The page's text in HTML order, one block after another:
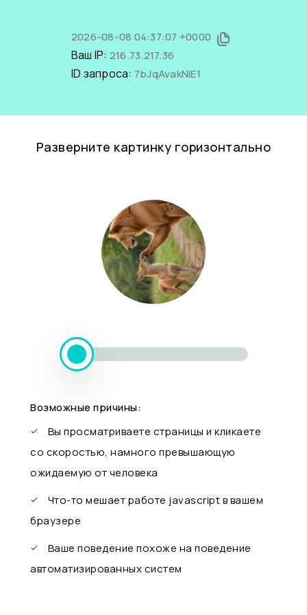
2026-08-08 04:37:07 +0000
Ваш IP: 216.73.217.36
ID запроса: 7bJqAvakNiE1
Разверните картинку горизонтально
Возможные причины:
Вы просматриваете страницы и кликаете
со скоростью, намного превышающую
ожидаемую от человека
Что-то мешает работе javascript в вашем
браузере
Ваше поведение похоже на поведение
автоматизированных систем